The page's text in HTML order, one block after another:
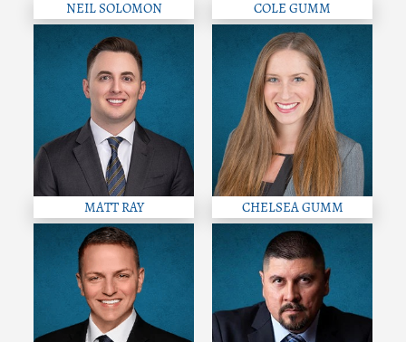
NEIL SOLOMON COLE GUMM
MATT RAY CHELSEA GUMM